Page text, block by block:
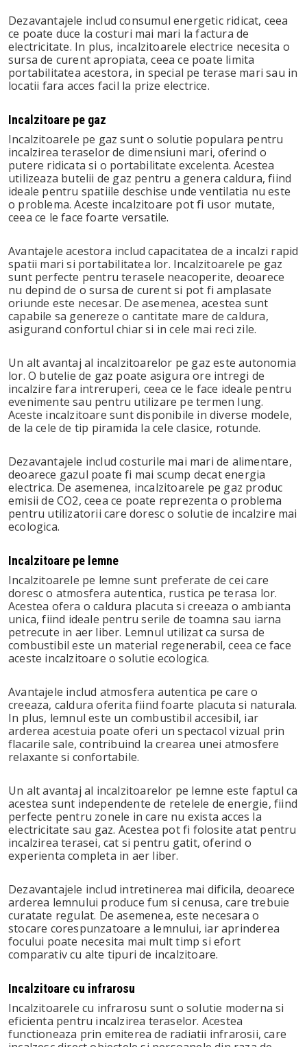
Dezavantajele includ consumul energetic ridicat, ceea
ce poate duce la costuri mai mari la factura de
electricitate. In plus, incalzitoarele electrice necesita o
sursa de curent apropiata, ceea ce poate limita
portabilitatea acestora, in special pe terase mari sau in
locatii fara acces facil la prize electrice.
Incalzitoare pe gaz
Incalzitoarele pe gaz sunt o solutie populara pentru
incalzirea teraselor de dimensiuni mari, oferind o
putere ridicata si o portabilitate excelenta. Acestea
utilizeaza butelii de gaz pentru a genera caldura, fiind
ideale pentru spatiile deschise unde ventilatia nu este
o problema. Aceste incalzitoare pot fi usor mutate,
ceea ce le face foarte versatile.
Avantajele acestora includ capacitatea de a incalzi rapid
spatii mari si portabilitatea lor. Incalzitoarele pe gaz
sunt perfecte pentru terasele neacoperite, deoarece
nu depind de o sursa de curent si pot fi amplasate
oriunde este necesar. De asemenea, acestea sunt
capabile sa genereze o cantitate mare de caldura,
asigurand confortul chiar si in cele mai reci zile.
Un alt avantaj al incalzitoarelor pe gaz este autonomia
lor. O butelie de gaz poate asigura ore intregi de
incalzire fara intreruperi, ceea ce le face ideale pentru
evenimente sau pentru utilizare pe termen lung.
Aceste incalzitoare sunt disponibile in diverse modele,
de la cele de tip piramida la cele clasice, rotunde.
Dezavantajele includ costurile mai mari de alimentare,
deoarece gazul poate fi mai scump decat energia
electrica. De asemenea, incalzitoarele pe gaz produc
emisii de CO2, ceea ce poate reprezenta o problema
pentru utilizatorii care doresc o solutie de incalzire mai
ecologica.
Incalzitoare pe lemne
Incalzitoarele pe lemne sunt preferate de cei care
doresc o atmosfera autentica, rustica pe terasa lor.
Acestea ofera o caldura placuta si creeaza o ambianta
unica, fiind ideale pentru serile de toamna sau iarna
petrecute in aer liber. Lemnul utilizat ca sursa de
combustibil este un material regenerabil, ceea ce face
aceste incalzitoare o solutie ecologica.
Avantajele includ atmosfera autentica pe care o
creeaza, caldura oferita fiind foarte placuta si naturala.
In plus, lemnul este un combustibil accesibil, iar
arderea acestuia poate oferi un spectacol vizual prin
flacarile sale, contribuind la crearea unei atmosfere
relaxante si confortabile.
Un alt avantaj al incalzitoarelor pe lemne este faptul ca
acestea sunt independente de retelele de energie, fiind
perfecte pentru zonele in care nu exista acces la
electricitate sau gaz. Acestea pot fi folosite atat pentru
incalzirea terasei, cat si pentru gatit, oferind o
experienta completa in aer liber.
Dezavantajele includ intretinerea mai dificila, deoarece
arderea lemnului produce fum si cenusa, care trebuie
curatate regulat. De asemenea, este necesara o
stocare corespunzatoare a lemnului, iar aprinderea
focului poate necesita mai mult timp si efort
comparativ cu alte tipuri de incalzitoare.
Incalzitoare cu infrarosu
Incalzitoarele cu infrarosu sunt o solutie moderna si
eficienta pentru incalzirea teraselor. Acestea
functioneaza prin emiterea de radiatii infrarosii, care